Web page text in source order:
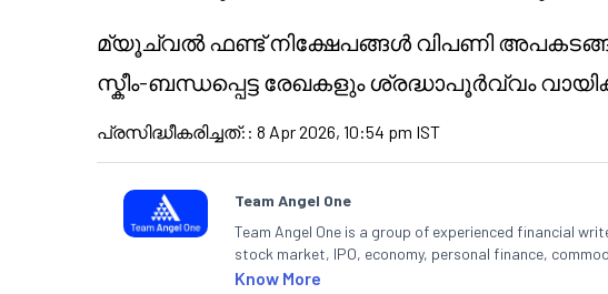
മ്യൂച്വൽ ഫണ്ട് നിക്ഷേപങ്ങൾ വിപണി
സ്കീം-ബന്ധപ്പെട്ട രേഖകളും ശ്രദ്ധാപൂർവ്വം
പ്രസിദ്ധീകരിച്ചത്: : 8 Apr 2026, 10:54 pm IST
Team Angel One
Team Angel One is a group of experienced financial
stock market, IPO, economy, personal finance,
Know More